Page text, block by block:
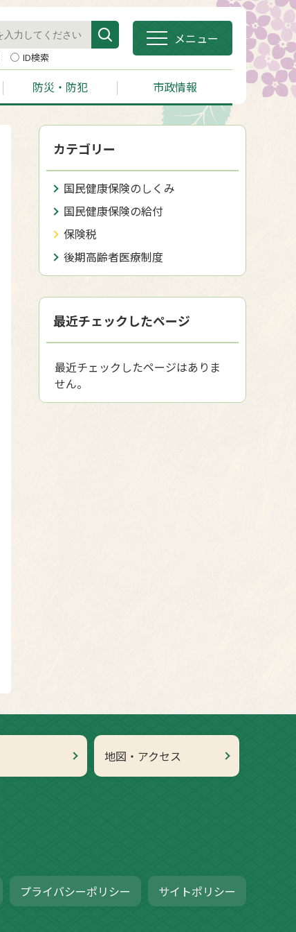
ID検索
メニュー
防災・防犯 市政情報
カテゴリー
国民健康保険のしくみ
国民健康保険の給付
保険税
後期高齢者医療制度
最近チェックしたページ
最近チェックしたページはありま
せん。
地図・アクセス
プライバシーポリシー サイトポリシー